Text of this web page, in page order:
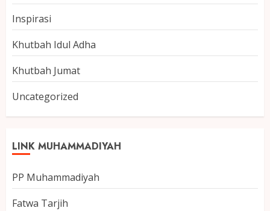
Inspirasi
Khutbah Idul Adha
Khutbah Jumat
Uncategorized
LINK MUHAMMADIYAH
PP Muhammadiyah
Fatwa Tarjih